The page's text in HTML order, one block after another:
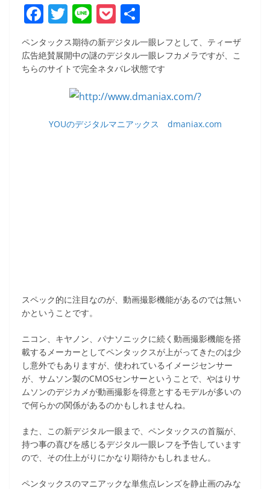
F
a
c
e
o
T
w
itt
er
Li
n
e
P
o
ck
et
有
ペンタックス期待の新デジタル一眼レフとして、ティーザ
広告絶賛展開中の謎のデジタル一眼レフカメラですが、こ
ちらのサイトで完全ネタバレ状態です
YOUのデジタルマニアックス dmaniax.com
スペック的に注目なのが、動画撮影機能があるのでは無い
かということです。
ニコン、キヤノン、パナソニックに続く動画撮影機能を搭
載するメーカーとしてペンタックスが上がってきたのは少
し意外でもありますが、使われているイメージセンサー
が、サムソン製のCMOSセンサーということで、やはりサ
ムソンのデジカメが動画撮影を得意とするモデルが多いの
で何らかの関係があるのかもしれませんね。
また、この新デジタル一眼まで、ペンタックスの首脳が、
持つ事の喜びを感じるデジタル一眼レフを予告しています
ので、その仕上がりにかなり期待かもしれません。
ペンタックスのマニアックな単焦点レンズを静止画のみな